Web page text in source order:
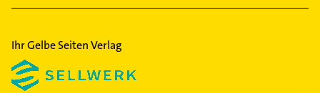
Wersten
Ihr Gelbe Seiten Verlag